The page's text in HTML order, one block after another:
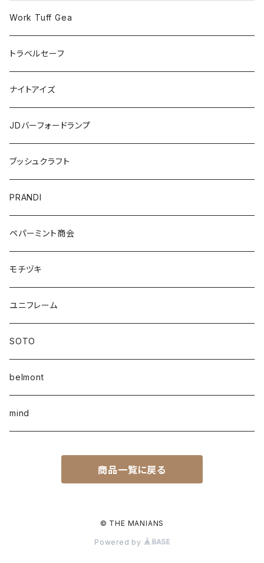
Work Tuff Gea
トラベルセーフ
ナイトアイズ
JDバーフォードランプ
ブッシュクラフト
PRANDI
ペパーミント商会
モチヅキ
ユニフレーム
SOTO
belmont
mind
商品一覧に戻る
© THE MANIANS
Powered by